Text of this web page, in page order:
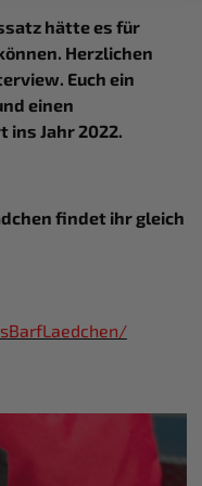
Sie in unserer
hätte es für
Herzlichen
Euch ein
einen
ins Jahr 2022.
findet ihr gleich